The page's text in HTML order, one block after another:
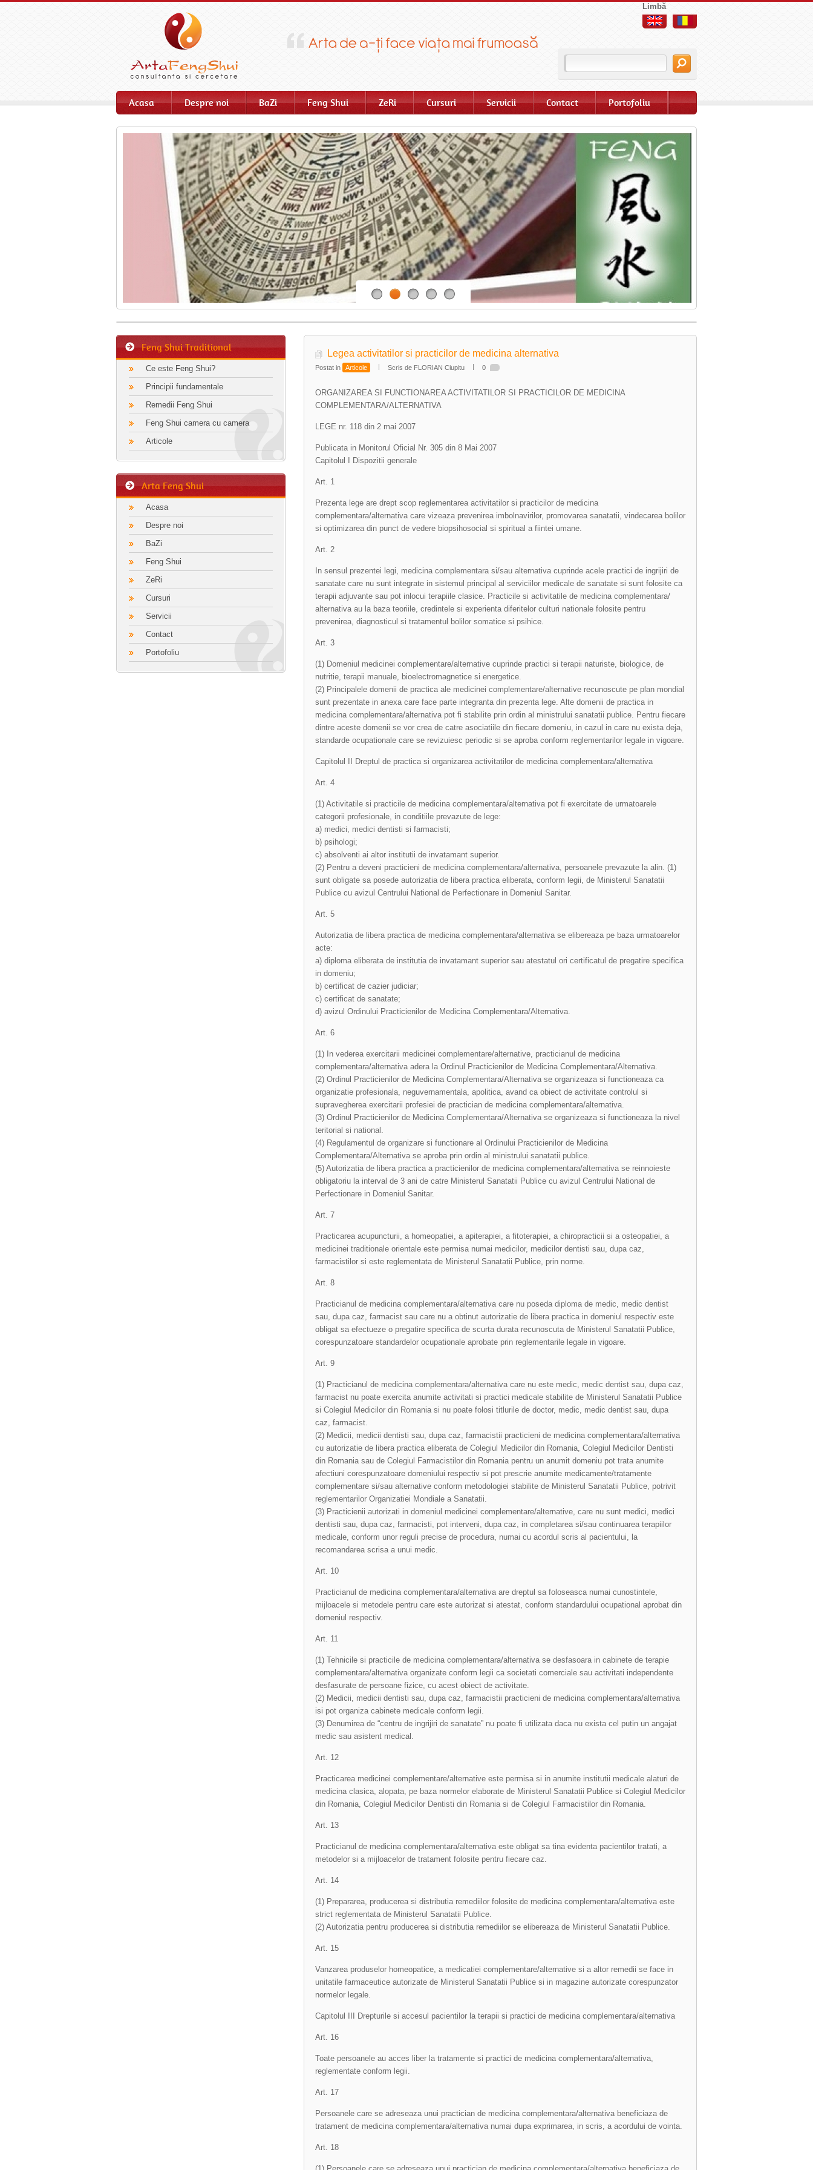
Limbă
Acasa Despre noi BaZi Feng Shui ZeRi Cursuri Servicii Contact Portofoliu
Legea activitatilor si practicilor de medicina alternativa
Postat in Articole Scris de FLORIAN Ciupitu 0
ORGANIZAREA SI FUNCTIONAREA ACTIVITATILOR SI PRACTICILOR DE MEDICINA
COMPLEMENTARA/ALTERNATIVA
LEGE nr. 118 din 2 mai 2007
Publicata in Monitorul Oficial Nr. 305 din 8 Mai 2007
Capitolul I Dispozitii generale
Art. 1
Prezenta lege are drept scop reglementarea activitatilor si practicilor de medicina
complementara/alternativa care vizeaza prevenirea imbolnavirilor, promovarea sanatatii, vindecarea bolilor
si optimizarea din punct de vedere biopsihosocial si spiritual a fiintei umane.
Art. 2
In sensul prezentei legi, medicina complementara si/sau alternativa cuprinde acele practici de ingrijiri de
sanatate care nu sunt integrate in sistemul principal al serviciilor medicale de sanatate si sunt folosite ca
terapii adjuvante sau pot inlocui terapiile clasice. Practicile si activitatile de medicina complementara/
alternativa au la baza teoriile, credintele si experienta diferitelor culturi nationale folosite pentru
prevenirea, diagnosticul si tratamentul bolilor somatice si psihice.
Art. 3
(1) Domeniul medicinei complementare/alternative cuprinde practici si terapii naturiste, biologice, de
nutritie, terapii manuale, bioelectromagnetice si energetice.
(2) Principalele domenii de practica ale medicinei complementare/alternative recunoscute pe plan mondial
sunt prezentate in anexa care face parte integranta din prezenta lege. Alte domenii de practica in
medicina complementara/alternativa pot fi stabilite prin ordin al ministrului sanatatii publice. Pentru fiecare
dintre aceste domenii se vor crea de catre asociatiile din fiecare domeniu, in cazul in care nu exista deja,
standarde ocupationale care se revizuiesc periodic si se aproba conform reglementarilor legale in vigoare.
Capitolul II Dreptul de practica si organizarea activitatilor de medicina complementara/alternativa
Art. 4
(1) Activitatile si practicile de medicina complementara/alternativa pot fi exercitate de urmatoarele
categorii profesionale, in conditiile prevazute de lege:
a) medici, medici dentisti si farmacisti;
b) psihologi;
c) absolventi ai altor institutii de invatamant superior.
(2) Pentru a deveni practicieni de medicina complementara/alternativa, persoanele prevazute la alin. (1)
sunt obligate sa posede autorizatia de libera practica eliberata, conform legii, de Ministerul Sanatatii
Publice cu avizul Centrului National de Perfectionare in Domeniul Sanitar.
Art. 5
Autorizatia de libera practica de medicina complementara/alternativa se elibereaza pe baza urmatoarelor
acte:
a) diploma eliberata de institutia de invatamant superior sau atestatul ori certificatul de pregatire specifica
in domeniu;
b) certificat de cazier judiciar;
c) certificat de sanatate;
d) avizul Ordinului Practicienilor de Medicina Complementara/Alternativa.
Art. 6
(1) In vederea exercitarii medicinei complementare/alternative, practicianul de medicina
complementara/alternativa adera la Ordinul Practicienilor de Medicina Complementara/Alternativa.
(2) Ordinul Practicienilor de Medicina Complementara/Alternativa se organizeaza si functioneaza ca
organizatie profesionala, neguvernamentala, apolitica, avand ca obiect de activitate controlul si
supravegherea exercitarii profesiei de practician de medicina complementara/alternativa.
(3) Ordinul Practicienilor de Medicina Complementara/Alternativa se organizeaza si functioneaza la nivel
teritorial si national.
(4) Regulamentul de organizare si functionare al Ordinului Practicienilor de Medicina
Complementara/Alternativa se aproba prin ordin al ministrului sanatatii publice.
(5) Autorizatia de libera practica a practicienilor de medicina complementara/alternativa se reinnoieste
obligatoriu la interval de 3 ani de catre Ministerul Sanatatii Publice cu avizul Centrului National de
Perfectionare in Domeniul Sanitar.
Art. 7
Practicarea acupuncturii, a homeopatiei, a apiterapiei, a fitoterapiei, a chiropracticii si a osteopatiei, a
medicinei traditionale orientale este permisa numai medicilor, medicilor dentisti sau, dupa caz,
farmacistilor si este reglementata de Ministerul Sanatatii Publice, prin norme.
Art. 8
Practicianul de medicina complementara/alternativa care nu poseda diploma de medic, medic dentist
sau, dupa caz, farmacist sau care nu a obtinut autorizatie de libera practica in domeniul respectiv este
obligat sa efectueze o pregatire specifica de scurta durata recunoscuta de Ministerul Sanatatii Publice,
corespunzatoare standardelor ocupationale aprobate prin reglementarile legale in vigoare.
Art. 9
(1) Practicianul de medicina complementara/alternativa care nu este medic, medic dentist sau, dupa caz,
farmacist nu poate exercita anumite activitati si practici medicale stabilite de Ministerul Sanatatii Publice
si Colegiul Medicilor din Romania si nu poate folosi titlurile de doctor, medic, medic dentist sau, dupa
caz, farmacist.
(2) Medicii, medicii dentisti sau, dupa caz, farmacistii practicieni de medicina complementara/alternativa
cu autorizatie de libera practica eliberata de Colegiul Medicilor din Romania, Colegiul Medicilor Dentisti
din Romania sau de Colegiul Farmacistilor din Romania pentru un anumit domeniu pot trata anumite
afectiuni corespunzatoare domeniului respectiv si pot prescrie anumite medicamente/tratamente
complementare si/sau alternative conform metodologiei stabilite de Ministerul Sanatatii Publice, potrivit
reglementarilor Organizatiei Mondiale a Sanatatii.
(3) Practicienii autorizati in domeniul medicinei complementare/alternative, care nu sunt medici, medici
dentisti sau, dupa caz, farmacisti, pot interveni, dupa caz, in completarea si/sau continuarea terapiilor
medicale, conform unor reguli precise de procedura, numai cu acordul scris al pacientului, la
recomandarea scrisa a unui medic.
Art. 10
Practicianul de medicina complementara/alternativa are dreptul sa foloseasca numai cunostintele,
mijloacele si metodele pentru care este autorizat si atestat, conform standardului ocupational aprobat din
domeniul respectiv.
Art. 11
(1) Tehnicile si practicile de medicina complementara/alternativa se desfasoara in cabinete de terapie
complementara/alternativa organizate conform legii ca societati comerciale sau activitati independente
desfasurate de persoane fizice, cu acest obiect de activitate.
(2) Medicii, medicii dentisti sau, dupa caz, farmacistii practicieni de medicina complementara/alternativa
isi pot organiza cabinete medicale conform legii.
(3) Denumirea de “centru de ingrijiri de sanatate” nu poate fi utilizata daca nu exista cel putin un angajat
medic sau asistent medical.
Art. 12
Practicarea medicinei complementare/alternative este permisa si in anumite institutii medicale alaturi de
medicina clasica, alopata, pe baza normelor elaborate de Ministerul Sanatatii Publice si Colegiul Medicilor
din Romania, Colegiul Medicilor Dentisti din Romania si de Colegiul Farmacistilor din Romania.
Art. 13
Practicianul de medicina complementara/alternativa este obligat sa tina evidenta pacientilor tratati, a
metodelor si a mijloacelor de tratament folosite pentru fiecare caz.
Art. 14
(1) Prepararea, producerea si distributia remediilor folosite de medicina complementara/alternativa este
strict reglementata de Ministerul Sanatatii Publice.
(2) Autorizatia pentru producerea si distributia remediilor se elibereaza de Ministerul Sanatatii Publice.
Art. 15
Vanzarea produselor homeopatice, a medicatiei complementare/alternative si a altor remedii se face in
unitatile farmaceutice autorizate de Ministerul Sanatatii Publice si in magazine autorizate corespunzator
normelor legale.
Capitolul III Drepturile si accesul pacientilor la terapii si practici de medicina complementara/alternativa
Art. 16
Toate persoanele au acces liber la tratamente si practici de medicina complementara/alternativa,
reglementate conform legii.
Art. 17
Persoanele care se adreseaza unui practician de medicina complementara/alternativa beneficiaza de
tratament de medicina complementara/alternativa numai dupa exprimarea, in scris, a acordului de vointa.
Art. 18
Feng Shui Traditional
Ce este Feng Shui?
Principii fundamentale
Remedii Feng Shui
Feng Shui camera cu camera
Articole
Arta Feng Shui
Acasa
Despre noi
BaZi
Feng Shui
ZeRi
Cursuri
Servicii
Contact
Portofoliu